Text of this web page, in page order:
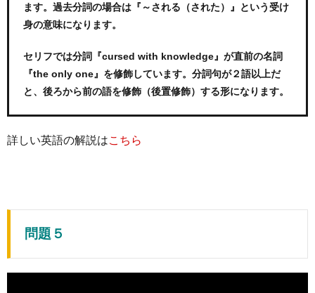
ます。過去分詞の場合は『～される（された）』という受け
身の意味になります。
セリフでは分詞『cursed with knowledge』が直前の名詞
『the only one』を修飾しています。分詞句が２語以上だ
と、後ろから前の語を修飾（後置修飾）する形になります。
詳しい英語の解説はこちら
問題５